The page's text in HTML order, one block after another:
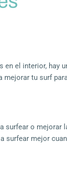
en el interior, hay
mejorar tu surf
surfear o mejorar
surfear mejor